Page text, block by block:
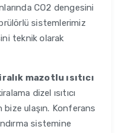
CO2 dengesini
sistemlerimiz
teknik olarak
mazotlu ısıtıcı
dizel ısıtıcı
ulaşın. Konferans
sistemine